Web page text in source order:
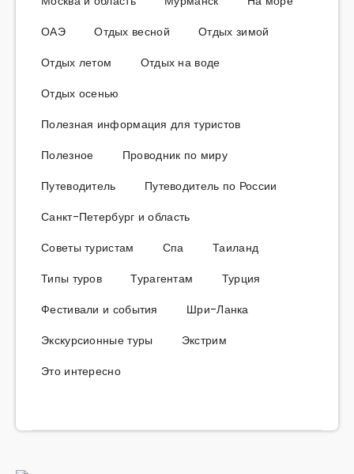
ОАЭ
Отдых весной
Отдых зимой
Отдых летом
Отдых на воде
Отдых осенью
Полезная информация для туристов
Полезное
Проводник по миру
Путеводитель
Путеводитель по России
Санкт-Петербург и область
Советы туристам
Спа
Таиланд
Типы туров
Турагентам
Турция
Фестивали и события
Шри-Ланка
Экскурсионные туры
Экстрим
Это интересно